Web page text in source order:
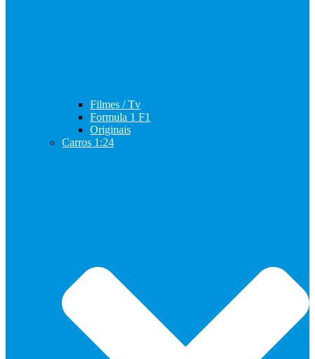
Filmes / Tv
Formula 1 F1
Originais
Carros 1:24